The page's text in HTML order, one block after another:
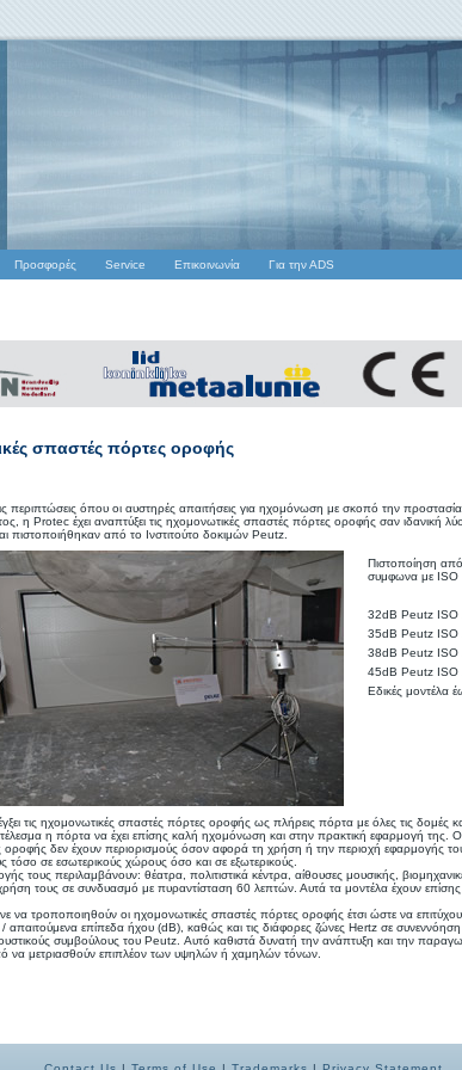
Προσφορές Service Επικοινωνία Για την ΑDS
σπαστές πόρτες οροφής
περιπτώσεις όπου οι αυστηρές απαιτήσεις για ηχομόνωση με σκοπό την
η Protec έχει αναπτύξει τις ηχομονωτικές σπαστές πόρτες οροφής σαν ιδανική
πιστοποιήθηκαν από το Ινστιτούτο δοκιμών Peutz.
Πιστοποίηση
συμφωνα με ISO
32dB Peutz ISO
35dB Peutz ISO
38dB Peutz ISO
45dB Peutz ISO
Εδικές μοντέλα
τις ηχομονωτικές σπαστές πόρτες οροφής ως πλήρεις πόρτα με όλες τις δομές
η πόρτα να έχει επίσης καλή ηχομόνωση και στην πρακτική εφαρμογή της.
οροφής δεν έχουν περιορισμούς όσον αφορά τη χρήση ή την περιοχή εφαρμογής
τόσο σε εσωτερικούς χώρους όσο και σε εξωτερικούς.
τους περιλαμβάνουν: θέατρα, πολιτιστικά κέντρα, αίθουσες μουσικής,
τους σε συνδυασμό με πυραντίσταση 60 λεπτών. Αυτά τα μοντέλα έχουν επίσης
να τροποποιηθούν οι ηχομονωτικές σπαστές πόρτες οροφής έτσι ώστε να
/ απαιτούμενα επίπεδα ήχου (dB), καθώς και τις διάφορες ζώνες Hertz σε
συμβούλους του Peutz. Αυτό καθιστά δυνατή την ανάπτυξη και την
να μετριασθούν επιπλέον των υψηλών ή χαμηλών τόνων.